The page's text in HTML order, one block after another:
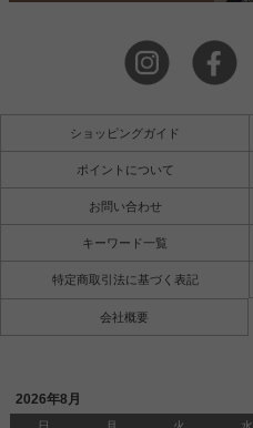
ショッピングガイド
ポイントについて
お問い合わせ
キーワード一覧
特定商取引法に基づく表記
会社概要
2026年8月
日 月 火 水